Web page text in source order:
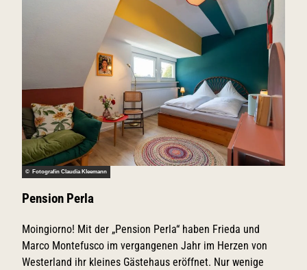
© Fotografin Claudia Kleemann
Pension Perla
Moingiorno! Mit der „Pension Perla“ haben Frieda und
Marco Montefusco im vergangenen Jahr im Herzen von
Westerland ihr kleines Gästehaus eröffnet. Nur wenige